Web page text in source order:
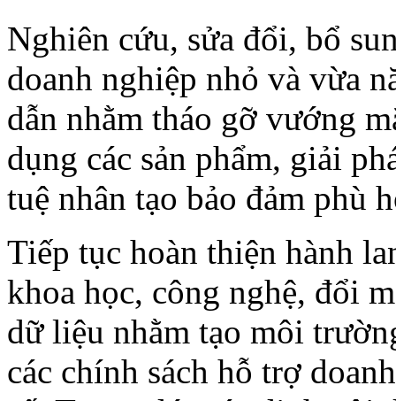
Nghiên cứu, sửa đổi, bổ
doanh nghiệp nhỏ và vừa
dẫn nhằm tháo gỡ vướng
dụng các sản phẩm, giải
tuệ nhân tạo bảo đảm phù
Tiếp tục hoàn thiện hành
khoa học, công nghệ, đổi
dữ liệu nhằm tạo môi
các chính sách hỗ trợ